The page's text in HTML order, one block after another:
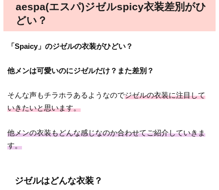
aespa(エスパ)ジゼルspicy衣装差別がひ
どい？
「Spaicy」のジゼルの衣装がひどい？
他メンは可愛いのにジゼルだけ？また差別？
そんな声もチラホラあるようなのでジゼルの衣装に注目して
いきたいと思います。
他メンの衣装もどんな感じなのか合わせてご紹介していきま
す。
ジゼルはどんな衣装？